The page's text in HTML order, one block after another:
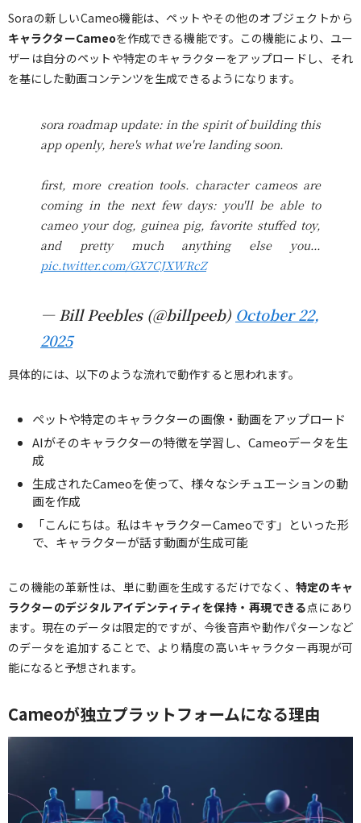
Soraの新しいCameo機能は、ペットやその他のオブジェクトから
キャラクターCameoを作成できる機能です。この機能により、ユー
ザーは自分のペットや特定のキャラクターをアップロードし、それ
を基にした動画コンテンツを生成できるようになります。
sora roadmap update: in the spirit of building this
app openly, here's what we're landing soon.
first, more creation tools. character cameos are
coming in the next few days: you'll be able to
cameo your dog, guinea pig, favorite stuffed toy,
and pretty much anything else you…
pic.twitter.com/GX7CJXWRcZ
— Bill Peebles (@billpeeb) October 22,
2025
具体的には、以下のような流れで動作すると思われます。
ペットや特定のキャラクターの画像・動画をアップロード
AIがそのキャラクターの特徴を学習し、Cameoデータを生
成
生成されたCameoを使って、様々なシチュエーションの動
画を作成
「こんにちは。私はキャラクターCameoです」といった形
で、キャラクターが話す動画が生成可能
この機能の革新性は、単に動画を生成するだけでなく、 特定のキャ
ラクターのデジタルアイデンティティを保持・再現できる点にあり
ます。現在のデータは限定的ですが、今後音声や動作パターンなど
のデータを追加することで、より精度の高いキャラクター再現が可
能になると予想されます。
Cameoが独立プラットフォームになる理由